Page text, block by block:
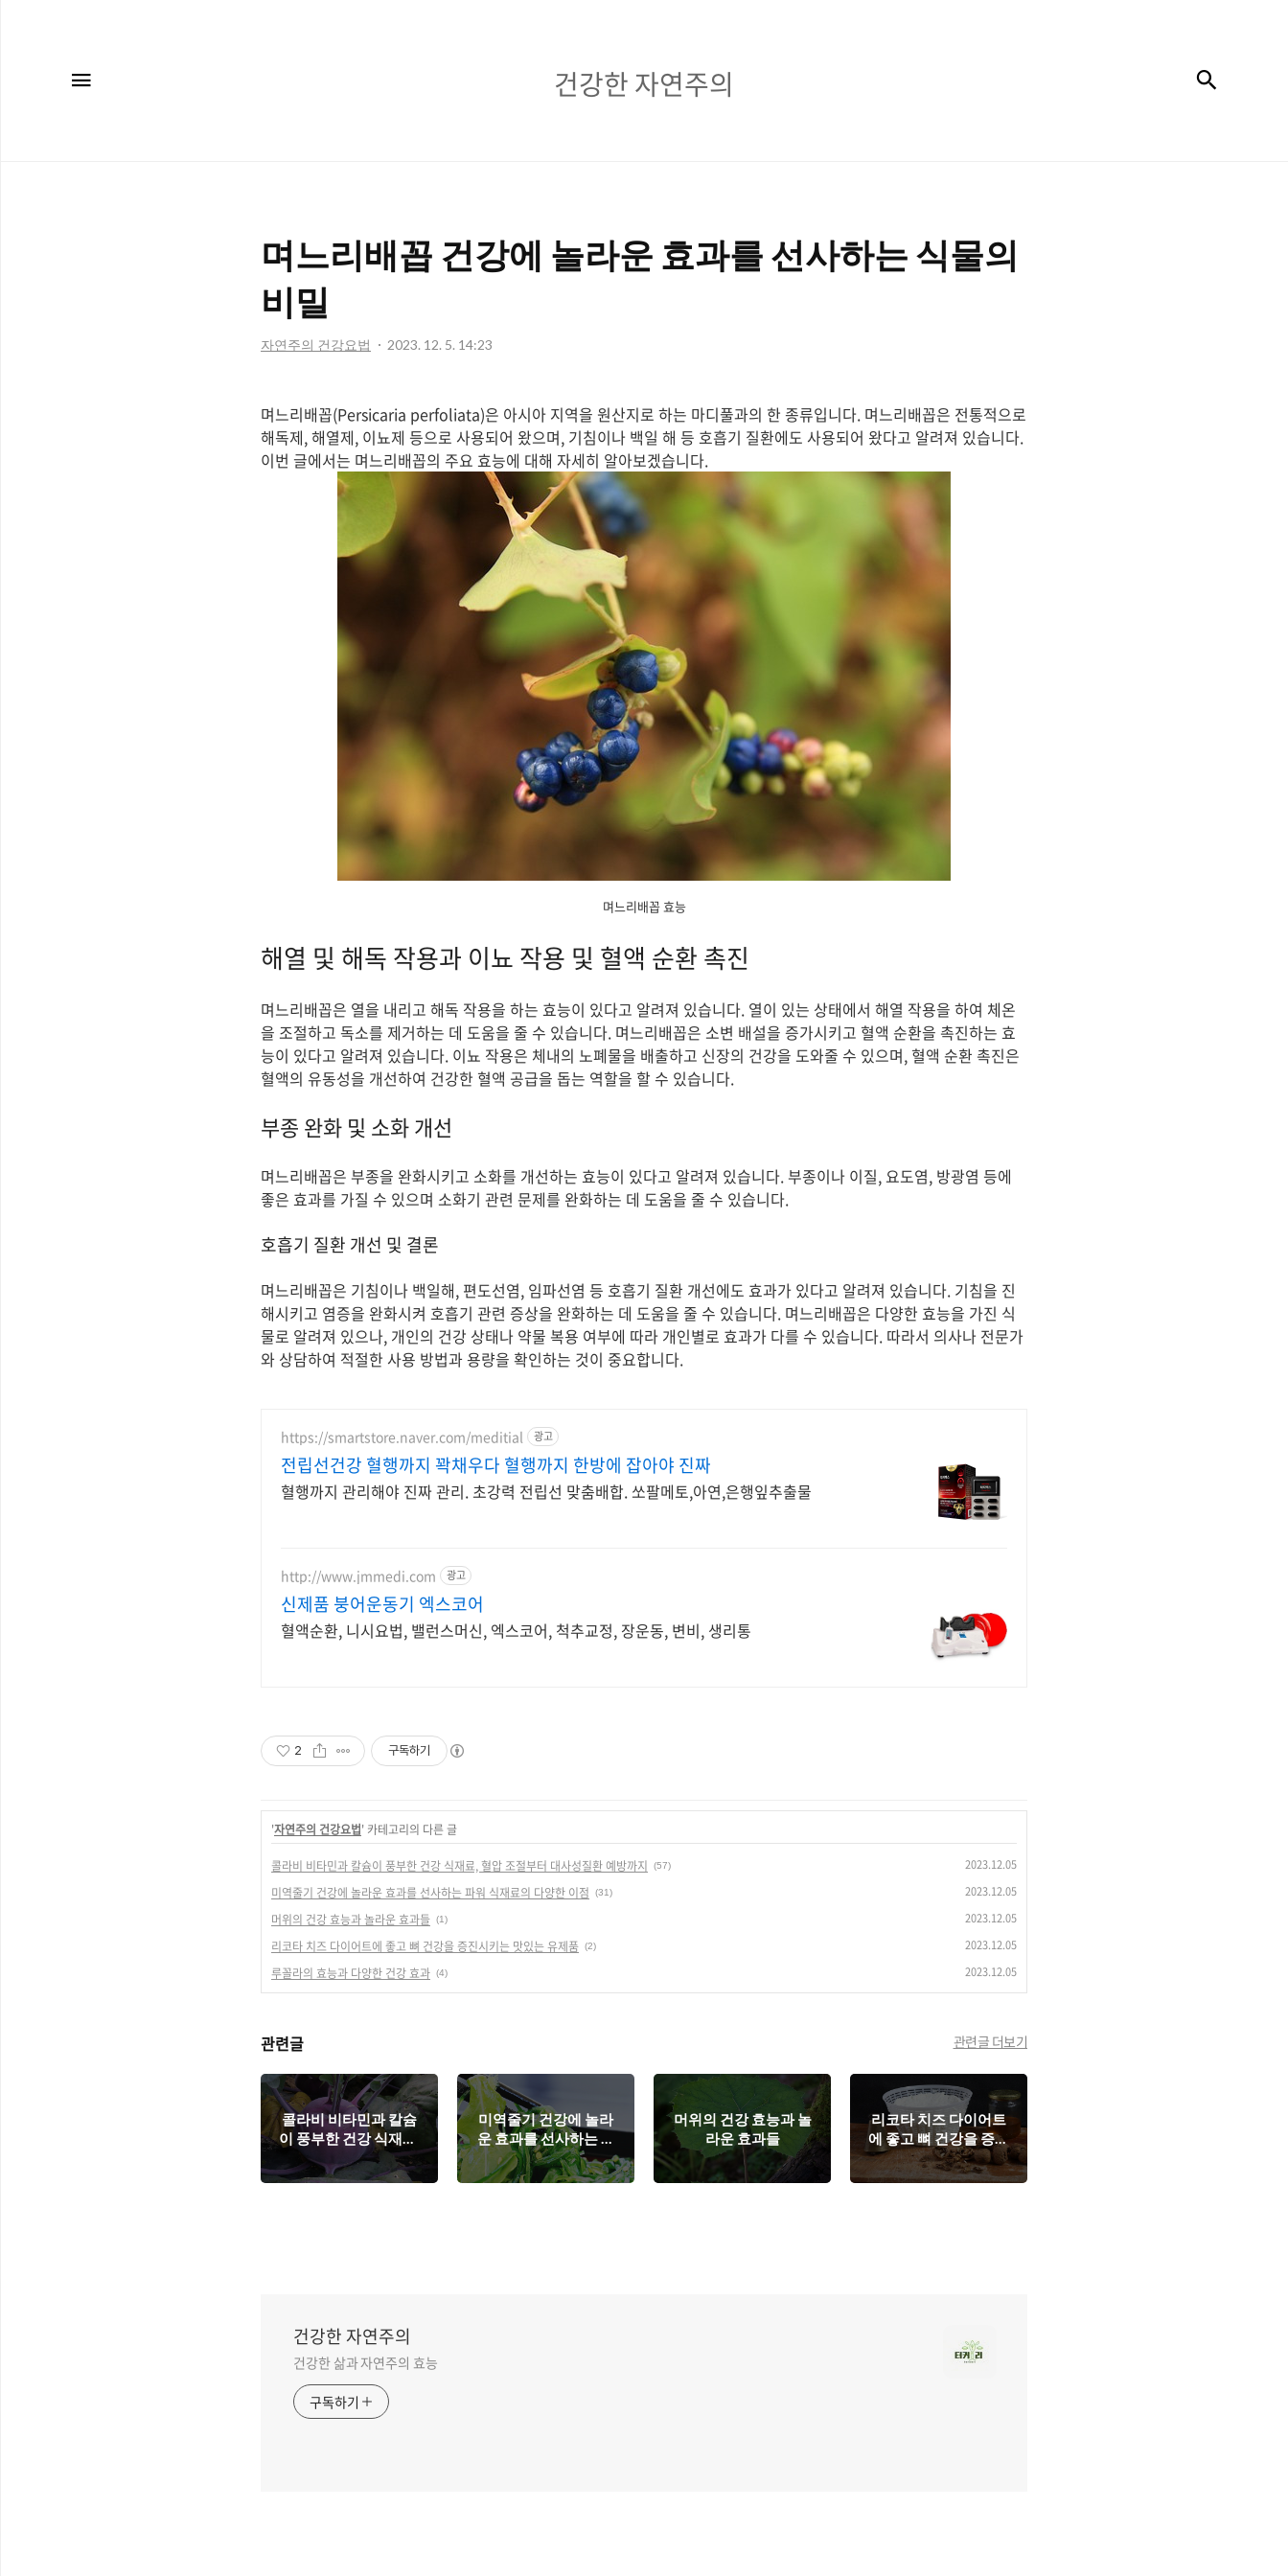
강
주
건강한 자연주의
며느리배꼽 건강에 놀라운 효과를 선사하는 식물의
비밀
자연주의 건강요법 2023. 12. 5. 14:23
며느리배꼽(Persicaria perfoliata)은 아시아 지역을 원산지로 하는 마디풀과의 한 종류입니다. 며느리배꼽은 전통적으로
해독제, 해열제, 이뇨제 등으로 사용되어 왔으며, 기침이나 백일 해 등 호흡기 질환에도 사용되어 왔다고 알려져 있습니다.
이번 글에서는 며느리배꼽의 주요 효능에 대해 자세히 알아보겠습니다.
며느리배꼽 효능
해열 및 해독 작용과 이뇨 작용 및 혈액 순환 촉진
며느리배꼽은 열을 내리고 해독 작용을 하는 효능이 있다고 알려져 있습니다. 열이 있는 상태에서 해열 작용을 하여 체온
을 조절하고 독소를 제거하는 데 도움을 줄 수 있습니다. 며느리배꼽은 소변 배설을 증가시키고 혈액 순환을 촉진하는 효
능이 있다고 알려져 있습니다. 이뇨 작용은 체내의 노폐물을 배출하고 신장의 건강을 도와줄 수 있으며, 혈액 순환 촉진은
혈액의 유동성을 개선하여 건강한 혈액 공급을 돕는 역할을 할 수 있습니다.
부종 완화 및 소화 개선
며느리배꼽은 부종을 완화시키고 소화를 개선하는 효능이 있다고 알려져 있습니다. 부종이나 이질, 요도염, 방광염 등에
좋은 효과를 가질 수 있으며 소화기 관련 문제를 완화하는 데 도움을 줄 수 있습니다.
호흡기 질환 개선 및 결론
며느리배꼽은 기침이나 백일해, 편도선염, 임파선염 등 호흡기 질환 개선에도 효과가 있다고 알려져 있습니다. 기침을 진
해시키고 염증을 완화시켜 호흡기 관련 증상을 완화하는 데 도움을 줄 수 있습니다. 며느리배꼽은 다양한 효능을 가진 식
물로 알려져 있으나, 개인의 건강 상태나 약물 복용 여부에 따라 개인별로 효과가 다를 수 있습니다. 따라서 의사나 전문가
와 상담하여 적절한 사용 방법과 용량을 확인하는 것이 중요합니다.
https://smartstore.naver.com/meditial 광고
전립선건강 혈행까지 꽉채우다 혈행까지 한방에 잡아야 진짜
혈행까지 관리해야 진짜 관리. 초강력 전립선 맞춤배합. 쏘팔메토,아연,은행잎추출물
http://www.jmmedi.com 광고
신제품 붕어운동기 엑스코어
혈액순환, 니시요법, 밸런스머신, 엑스코어, 척추교정, 장운동, 변비, 생리통
2 구독하기
'자연주의 건강요법' 카테고리의 다른 글
콜라비 비타민과 칼슘이 풍부한 건강 식재료, 혈압 조절부터 대사성질환 예방까지 (57) 2023.12.05
미역줄기 건강에 놀라운 효과를 선사하는 파워 식재료의 다양한 이점 (31) 2023.12.05
머위의 건강 효능과 놀라운 효과들 (1) 2023.12.05
리코타 치즈 다이어트에 좋고 뼈 건강을 증진시키는 맛있는 유제품 (2) 2023.12.05
루꼴라의 효능과 다양한 건강 효과 (4) 2023.12.05
관련글 관련글 더보기
콜라비 비타민과 칼슘
이 풍부한 건강 식재료,
혈압 조절부터 대사성
질환 예방까지
미역줄기 건강에 놀라
운 효과를 선사하는 파
워 식재료의 다양한 이
점
머위의 건강 효능과 놀
라운 효과들
리코타 치즈 다이어트
에 좋고 뼈 건강을 증진
시키는 맛있는 유제품
건강한 자연주의
건강한 삶과 자연주의 효능
구독하기